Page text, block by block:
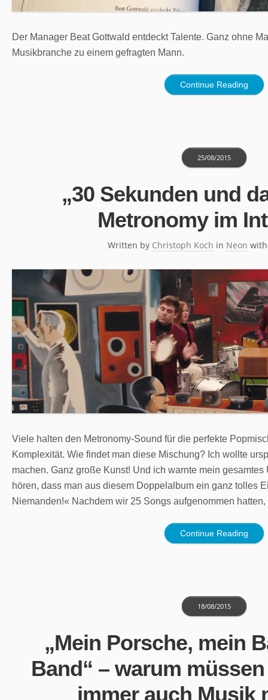
Der Manager Beat Gottwald entdeckt Talente. Ganz ohne
Musikbranche zu einem gefragten Mann.
Continue Reading
„30 Sekunden und
Metronomy im
Written by Christoph Koch
25/08/2015
in Neon
Viele halten den Metronomy-Sound für die perfekte
Komplexität. Wie findet man diese Mischung? Ich wollte
machen. Ganz große Kunst! Und ich warnte mein
hören, dass man aus diesem Doppelalbum ein ganz tolles
Niemanden!« Nachdem wir 25 Songs aufgenommen
Continue Reading
„Mein Porsche, mein
Band“ – warum
immer auch Musik
18/08/2015